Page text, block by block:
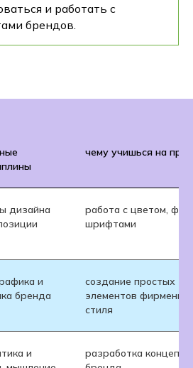
и работать с
брендов.
чему учишься на
дизайна
работа с цветом,
шрифтами
и
бренда
создание простых
элементов
стиля
и
разработка